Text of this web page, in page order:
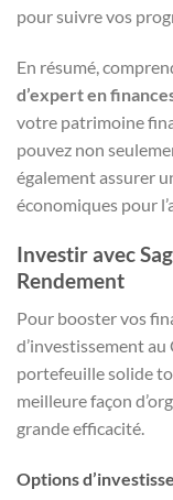
pour suivre vos
En résumé,
d’expert en
votre patrimoine
pouvez non
également assurer
économiques pour
Investir avec
Rendement
Pour booster vos
d’investissement
portefeuille solide
meilleure façon
grande efficacité.
Options